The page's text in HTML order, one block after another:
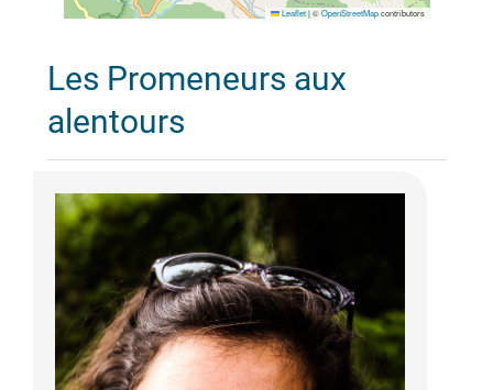
Leaflet |©OpenStreetMapcontributors
Les Promeneurs aux
alentours